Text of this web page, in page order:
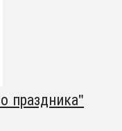
праздника"